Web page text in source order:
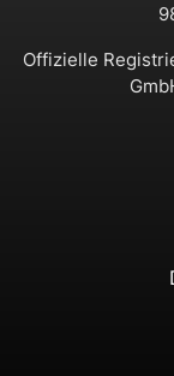
Offizielle